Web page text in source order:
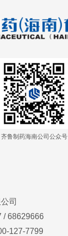
齐鲁制药海南公司公众号
司
/68629666
127-7799